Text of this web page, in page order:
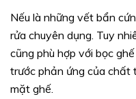
Nếu là những vết bẩn
rửa chuyên dụng. Tuy
cũng phù hợp với bọc
trước phản ứng của
mặt ghế.